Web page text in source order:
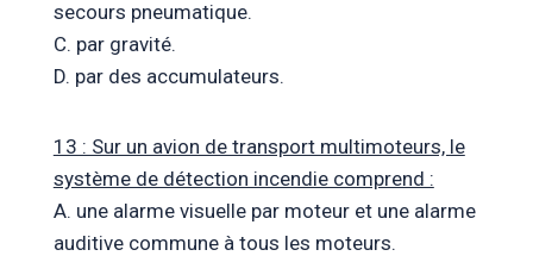
secours pneumatique.
C. par gravité.
D. par des accumulateurs.
13 : Sur un avion de transport multimoteurs, le
système de détection incendie comprend :
A. une alarme visuelle par moteur et une alarme
auditive commune à tous les moteurs.